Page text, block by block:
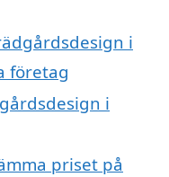
i
företag
i
priset på